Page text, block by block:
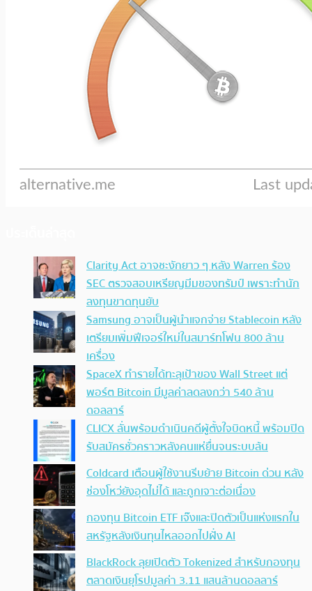
Clarity Act อาจชะงักยาว ๆ หลัง Warren ร้อง
SEC ตรวจสอบเหรียญมีมของทรัมป์ เพราะทำนัก
ลงทุนขาดทุนยับ
Samsung อาจเป็นผู้นำแจกจ่าย Stablecoin หลัง
เตรียมเพิ่มฟีเจอร์ใหม่ในสมาร์ทโฟน 800 ล้าน
เครื่อง
SpaceX ทำรายได้ทะลุเป้าของ Wall Street แต่
พอร์ต Bitcoin มีมูลค่าลดลงกว่า 540 ล้าน
ดอลลาร์
CLICX ลั่นพร้อมดำเนินคดีผู้ตั้งใจบิดหนี้ พร้อมปิด
รับสมัครชั่วคราวหลังคนแห่ยื่นจนระบบล้น
Coldcard เตือนผู้ใช้งานรีบย้าย Bitcoin ด่วน หลัง
ช่องโหว่ยังอุดไม่ได้ และถูกเจาะต่อเนื่อง
กองทุน Bitcoin ETF เจ๊งและปิดตัวเป็นแห่งแรกใน
สหรัฐหลังเงินทุนไหลออกไปฝั่ง AI
BlackRock ลุยเปิดตัว Tokenized สำหรับกองทุน
ตลาดเงินยุโรปมูลค่า 3.11 แสนล้านดอลลาร์